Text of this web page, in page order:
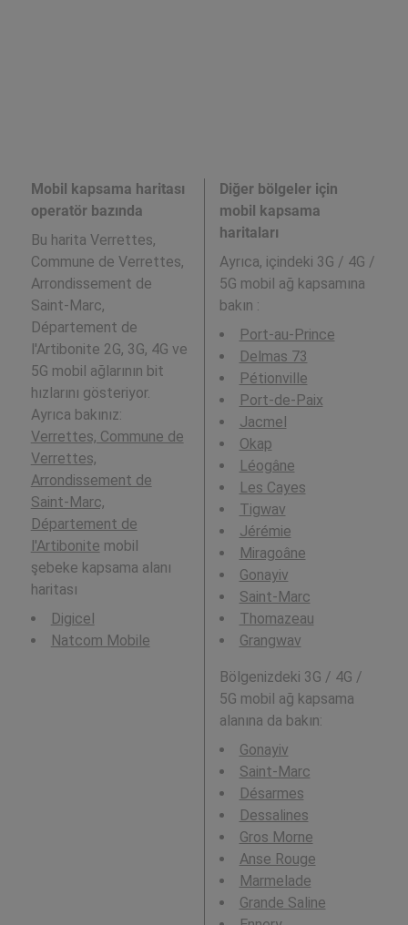
Mobil kapsama haritası
operatör bazında
Bu harita Verrettes,
Commune de Verrettes,
Arrondissement de
Saint-Marc,
Département de
l'Artibonite 2G, 3G, 4G ve
5G mobil ağlarının bit
hızlarını gösteriyor.
Ayrıca bakınız:
Verrettes, Commune de
Verrettes,
Arrondissement de
Saint-Marc,
Département de
l'Artibonite mobil
şebeke kapsama alanı
haritası
Digicel
Natcom Mobile
Diğer bölgeler için
mobil kapsama
haritaları
Ayrıca, içindeki 3G / 4G /
5G mobil ağ kapsamına
bakın :
Port-au-Prince
Delmas 73
Pétionville
Port-de-Paix
Jacmel
Okap
Léogâne
Les Cayes
Tigwav
Jérémie
Miragoâne
Gonayiv
Saint-Marc
Thomazeau
Grangwav
Bölgenizdeki 3G / 4G /
5G mobil ağ kapsama
alanına da bakın:
Gonayiv
Saint-Marc
Désarmes
Dessalines
Gros Morne
Anse Rouge
Marmelade
Grande Saline